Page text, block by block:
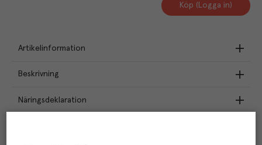
Köp (Logga in)
Artikelinformation
Beskrivning
Näringsdeklaration